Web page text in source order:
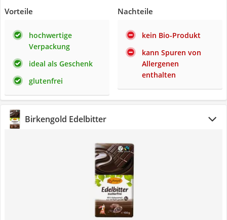
Vorteile
hochwertige
Verpackung
ideal als Geschenk
glutenfrei
Nachteile
kein Bio-Produkt
kann Spuren von
Allergenen
enthalten
Birkengold Edelbitter